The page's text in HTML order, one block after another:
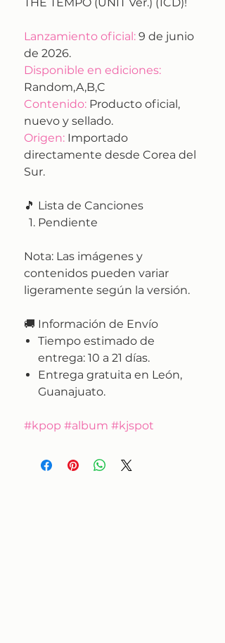
THE TEMPO (UNIT Ver.) (1CD)!
Lanzamiento oficial: 9 de junio
de 2026.
Disponible en ediciones:
Random,A,B,C
Contenido: Producto oficial,
nuevo y sellado.
Origen: Importado
directamente desde Corea del
Sur.
🎵 Lista de Canciones
Pendiente
Nota: Las imágenes y
contenidos pueden variar
ligeramente según la versión.
🚚 Información de Envío
Tiempo estimado de
entrega: 10 a 21 días.
Entrega gratuita en León,
Guanajuato.
#kpop #album #kjspot